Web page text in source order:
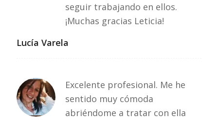
seguir trabajando en ellos.
¡Muchas gracias Leticia!
Lucía Varela
Excelente profesional. Me he
sentido muy cómoda
abriéndome a tratar con ella